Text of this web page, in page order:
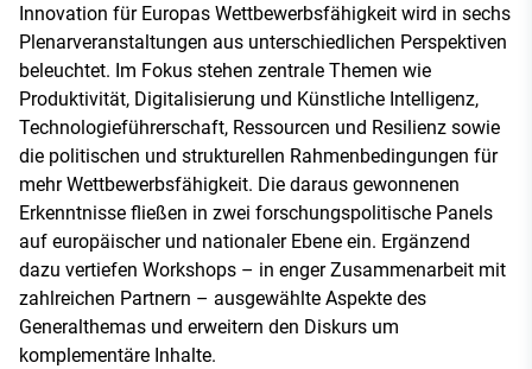
Innovation für Europas Wettbewerbsfähigkeit wird in sechs
Plenarveranstaltungen aus unterschiedlichen Perspektiven
beleuchtet. Im Fokus stehen zentrale Themen wie
Produktivität, Digitalisierung und Künstliche Intelligenz,
Technologieführerschaft, Ressourcen und Resilienz sowie
die politischen und strukturellen Rahmenbedingungen für
mehr Wettbewerbsfähigkeit. Die daraus gewonnenen
Erkenntnisse fließen in zwei forschungspolitische Panels
auf europäischer und nationaler Ebene ein. Ergänzend
dazu vertiefen Workshops – in enger Zusammenarbeit mit
zahlreichen Partnern – ausgewählte Aspekte des
Generalthemas und erweitern den Diskurs um
komplementäre Inhalte.